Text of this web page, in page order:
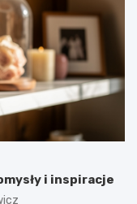
i inspiracje